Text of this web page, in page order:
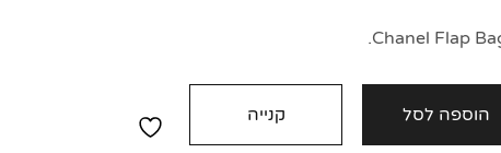
הוספה לסל קנייה